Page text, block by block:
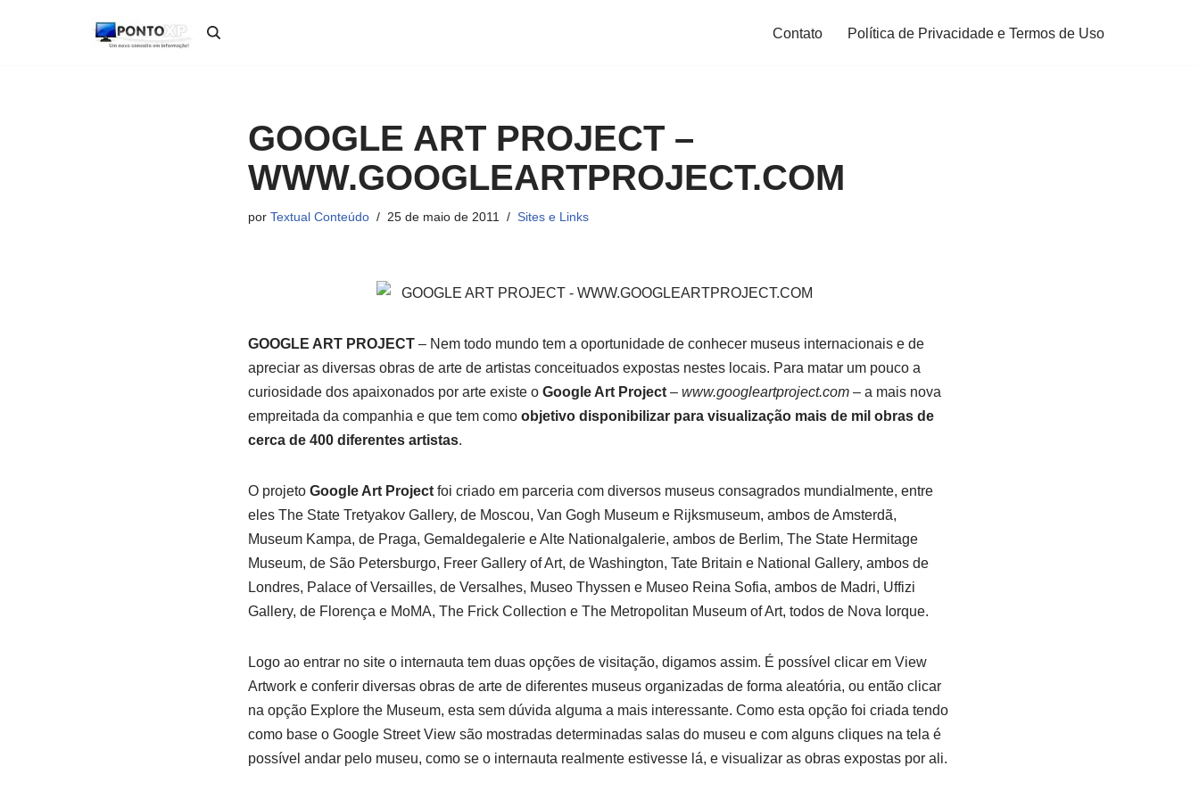
Contato Política de Privacidade e Termos de Uso
GOOGLE ART PROJECT –
WWW.GOOGLEARTPROJECT.COM
por Textual Conteúdo 25 de maio de 2011 Sites e Links
GOOGLE ART PROJECT– Nem todo mundo tem a oportunidade de conhecer museus internacionais e de
apreciar as diversas obras de arte de artistas conceituados expostas nestes locais. Para matar um pouco a
curiosidade dos apaixonados por arte existe o Google Art Project– www.googleartproject.com– a mais nova
empreitada da companhia e que tem como objetivo disponibilizar para visualização mais de mil obras de
cerca de 400 diferentes artistas.
O projeto Google Art Projectfoi criado em parceria com diversos museus consagrados mundialmente, entre
eles The State Tretyakov Gallery, de Moscou, Van Gogh Museum e Rijksmuseum, ambos de Amsterdã,
Museum Kampa, de Praga, Gemaldegalerie e Alte Nationalgalerie, ambos de Berlim, The State Hermitage
Museum, de São Petersburgo, Freer Gallery of Art, de Washington, Tate Britain e National Gallery, ambos de
Londres, Palace of Versailles, de Versalhes, Museo Thyssen e Museo Reina Sofia, ambos de Madri, Uffizi
Gallery, de Florença e MoMA, The Frick Collection e The Metropolitan Museum of Art, todos de Nova Iorque.
Logo ao entrar no site o internauta tem duas opções de visitação, digamos assim. É possível clicar em View
Artwork e conferir diversas obras de arte de diferentes museus organizadas de forma aleatória, ou então clicar
na opção Explore the Museum, esta sem dúvida alguma a mais interessante. Como esta opção foi criada tendo
como base o Google Street View são mostradas determinadas salas do museu e com alguns cliques na tela é
possível andar pelo museu, como se o internauta realmente estivesse lá, e visualizar as obras expostas por ali.